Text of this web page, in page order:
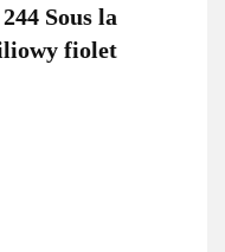
Sous la
fiolet